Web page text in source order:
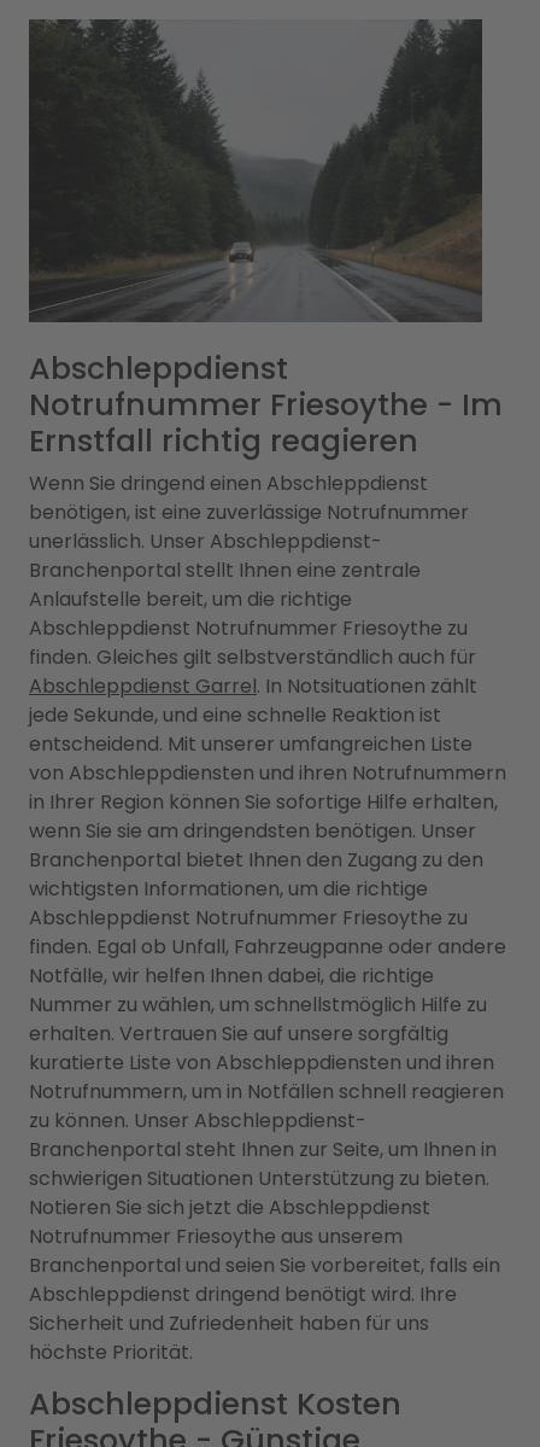
Abschleppdienst
Notrufnummer Friesoythe - Im
Ernstfall richtig reagieren
Wenn Sie dringend einen Abschleppdienst
benötigen, ist eine zuverlässige Notrufnummer
unerlässlich. Unser Abschleppdienst-
Branchenportal stellt Ihnen eine zentrale
Anlaufstelle bereit, um die richtige
Abschleppdienst Notrufnummer Friesoythe zu
finden. Gleiches gilt selbstverständlich auch für
Abschleppdienst Garrel. In Notsituationen zählt
jede Sekunde, und eine schnelle Reaktion ist
entscheidend. Mit unserer umfangreichen Liste
von Abschleppdiensten und ihren Notrufnummern
in Ihrer Region können Sie sofortige Hilfe erhalten,
wenn Sie sie am dringendsten benötigen. Unser
Branchenportal bietet Ihnen den Zugang zu den
wichtigsten Informationen, um die richtige
Abschleppdienst Notrufnummer Friesoythe zu
finden. Egal ob Unfall, Fahrzeugpanne oder andere
Notfälle, wir helfen Ihnen dabei, die richtige
Nummer zu wählen, um schnellstmöglich Hilfe zu
erhalten. Vertrauen Sie auf unsere sorgfältig
kuratierte Liste von Abschleppdiensten und ihren
Notrufnummern, um in Notfällen schnell reagieren
zu können. Unser Abschleppdienst-
Branchenportal steht Ihnen zur Seite, um Ihnen in
schwierigen Situationen Unterstützung zu bieten.
Notieren Sie sich jetzt die Abschleppdienst
Notrufnummer Friesoythe aus unserem
Branchenportal und seien Sie vorbereitet, falls ein
Abschleppdienst dringend benötigt wird. Ihre
Sicherheit und Zufriedenheit haben für uns
höchste Priorität.
Abschleppdienst Kosten